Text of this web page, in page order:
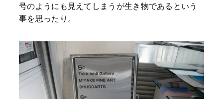
号のようにも見えてしまうが生き物であるという
事を思ったり。